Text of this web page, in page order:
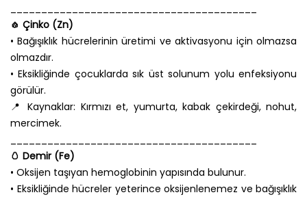
🧄 Çinko (Zn)
• Bağışıklık hücrelerinin üretimi ve aktivasyonu için olmazsa
olmazdır.
• Eksikliğinde çocuklarda sık üst solunum yolu enfeksiyonu
görülür.
📍 Kaynaklar: Kırmızı et, yumurta, kabak çekirdeği, nohut,
mercimek.
🥚 Demir (Fe)
• Oksijen taşıyan hemoglobinin yapısında bulunur.
• Eksikliğinde hücreler yeterince oksijenlenemez ve bağışıklık